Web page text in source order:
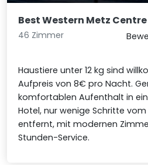
Best Western Metz
46 Zimmer
Haustiere unter 12 kg sind
Aufpreis von 8€ pro Nacht.
komfortablen Aufenthalt in
Hotel, nur wenige Schritte
entfernt, mit modernen
Stunden-Service.